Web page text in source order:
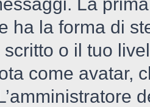
ha la forma di
o il tuo
come avatar,